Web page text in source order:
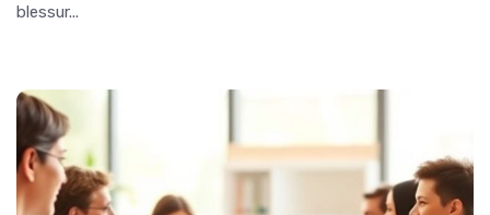
blessur...